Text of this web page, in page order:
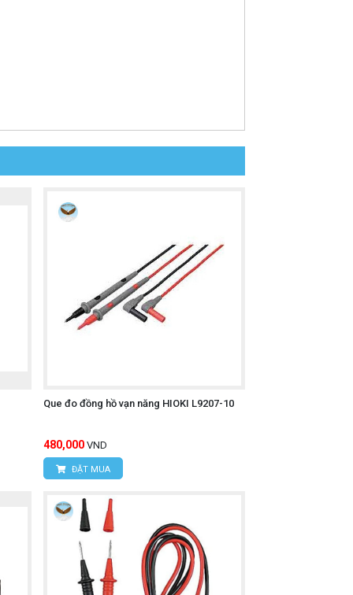
dây dẫn có kích thước lớn.
tra chính xác.
môi trường điện áp cao.
Que đo đồng hồ vạn năng HIOKI L9207-10
480,000 VND
ĐẶT MUA